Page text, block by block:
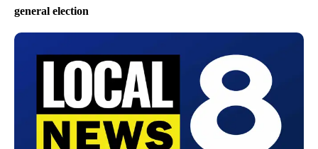
general election